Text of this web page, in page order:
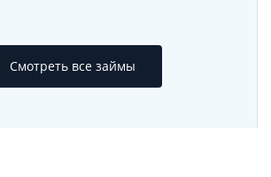
Смотреть все займы